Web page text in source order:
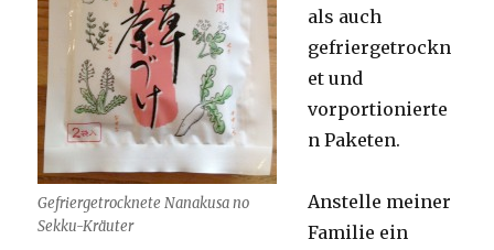
Gefriergetrocknete Nanakusa no
Sekku-Kräuter
als auch
gefriergetrockn
et und
vorportionierte
n Paketen.
Anstelle meiner
Familie ein